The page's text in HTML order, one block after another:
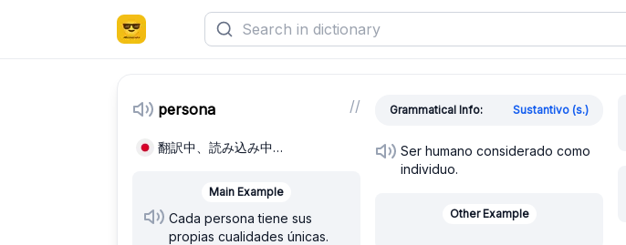
persona //
翻訳中、読み込み中…
Main Example
Cada persona tiene sus
propias cualidades únicas.
Grammatical Info: Sustantivo (s.)
Ser humano considerado como
individuo.
Other Example